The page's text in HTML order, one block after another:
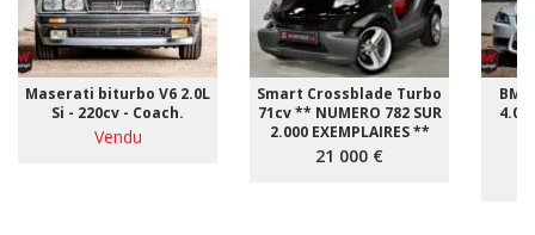
Maserati biturbo V6 2.0L
Si - 220cv - Coach.
Vendu
Smart Crossblade Turbo
71cv ** NUMERO 782 SUR
2.000 EXEMPLAIRES **
21 000 €
4.0i